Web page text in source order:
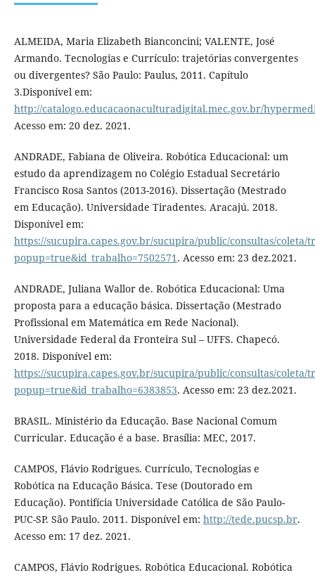
ALMEIDA, Maria Elizabeth Bianconcini; VALENTE, José
Armando. Tecnologias e Currículo: trajetórias convergentes
ou divergentes? São Paulo: Paulus, 2011. Capítulo
3.Disponível em:
http://catalogo.educacaonaculturadigital.mec.gov.br/
Acesso em: 20 dez. 2021.
ANDRADE, Fabiana de Oliveira. Robótica Educacional: um
estudo da aprendizagem no Colégio Estadual Secretário
Francisco Rosa Santos (2013-2016). Dissertação (Mestrado
em Educação). Universidade Tiradentes. Aracajú. 2018.
Disponível em:
https://sucupira.capes.gov.br/sucupira/public/consultas/coleta/
popup=true&id_trabalho=7502571. Acesso em: 23 dez.2021.
ANDRADE, Juliana Wallor de. Robótica Educacional: Uma
proposta para a educação básica. Dissertação (Mestrado
Profissional em Matemática em Rede Nacional).
Universidade Federal da Fronteira Sul – UFFS. Chapecó.
2018. Disponível em:
https://sucupira.capes.gov.br/sucupira/public/consultas/coleta/
popup=true&id_trabalho=6383853. Acesso em: 23 dez.2021.
BRASIL. Ministério da Educação. Base Nacional Comum
Curricular. Educação é a base. Brasília: MEC, 2017.
CAMPOS, Flávio Rodrigues. Currículo, Tecnologias e
Robótica na Educação Básica. Tese (Doutorado em
Educação). Pontifícia Universidade Católica de São Paulo-
PUC-SP. São Paulo. 2011. Disponível em: http://tede.pucsp.br.
Acesso em: 17 dez. 2021.
CAMPOS, Flávio Rodrigues. Robótica Educacional. Robótica